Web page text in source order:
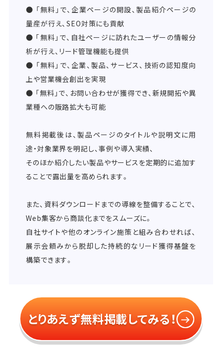
● 「無料」で、企業ページの開設、製品紹介ページの
量産が行え、SEO対策にも貢献
● 「無料」で、自社ページに訪れたユーザーの情報分
析が行え、リード管理機能も提供
● 「無料」で、企業、製品、サービス、技術の認知度向
上や営業機会創出を実現
● 「無料」で、お問い合わせが獲得でき、新規開拓や異
業種への販路拡大も可能
無料掲載後は、製品ページのタイトルや説明文に用
途・対象業界を明記し、事例や導入実績、
そのほか紹介したい製品やサービスを定期的に追加す
ることで露出量を高められます。
また、資料ダウンロードまでの導線を整備することで、
Web集客から商談化までをスムーズに。
自社サイトや他のオンライン施策と組み合わせれば、
展示会頼みから脱却した持続的なリード獲得基盤を
構築できます。
とりあえず無料掲載してみる！